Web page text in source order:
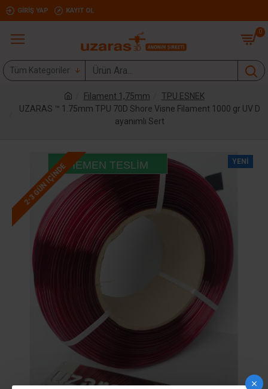
GIRIŞ YAP KAYIT OL
0
Tüm Kategoriler
Filament 1,75mm
TPU ESNEK
UZARAS ™ 1.75mm TPU 70D Shore Visne Filament 1000 gr UV D
ayanımlı Sert
YENI
HEMEN TESLIM
2-3 GÜN IÇINDE